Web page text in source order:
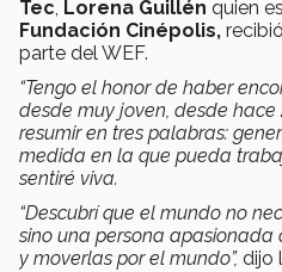
Tec, Lorena Guillén quien
Fundación Cinépolis,
parte del WEF.
“Tengo el honor de haber
desde muy joven, desde
resumir en tres palabras:
medida en la que pueda
sentiré viva.
“Descubrí que el mundo no
sino una persona apasionada
y moverlas por el mundo”, dijo